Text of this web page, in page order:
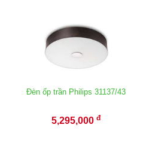
Đèn ốp trần Philips 31137/43
5,295,000đ